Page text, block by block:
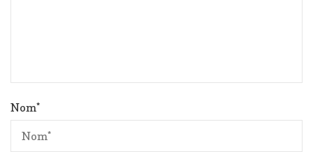
Nom*